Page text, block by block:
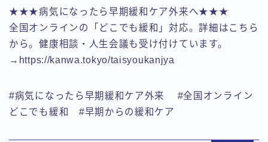
★★★病気になったら早期緩和ケア外来へ★★★
全国オンラインの「どこでも緩和」対応。詳細はこちら
から。健康相談・人生会議も受け付けています。
→https://kanwa.tokyo/taisyoukanjya
#病気になったら早期緩和ケア外来 #全国オンライン
どこでも緩和 #早期からの緩和ケア